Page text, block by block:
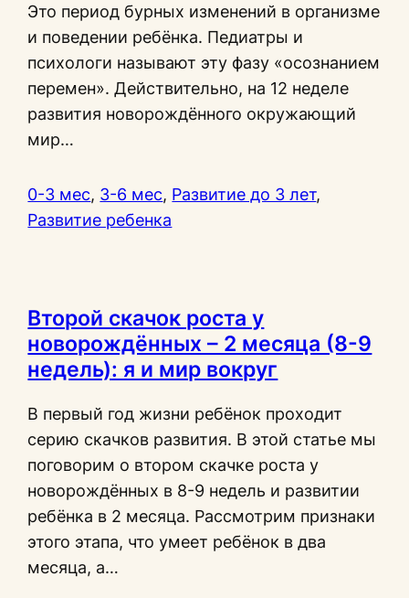
Это период бурных изменений в организме
и поведении ребёнка. Педиатры и
психологи называют эту фазу «осознанием
перемен». Действительно, на 12 неделе
развития новорождённого окружающий
мир…
0-3 мес, 3-6 мес, Развитие до 3 лет
Развитие ребенка
Второй скачок роста у
новорождённых – 2 месяца (8-9
недель): я и мир вокруг
В первый год жизни ребёнок проходит
серию скачков развития. В этой статье мы
поговорим о втором скачке роста у
новорождённых в 8-9 недель и развитии
ребёнка в 2 месяца. Рассмотрим признаки
этого этапа, что умеет ребёнок в два
месяца, а…